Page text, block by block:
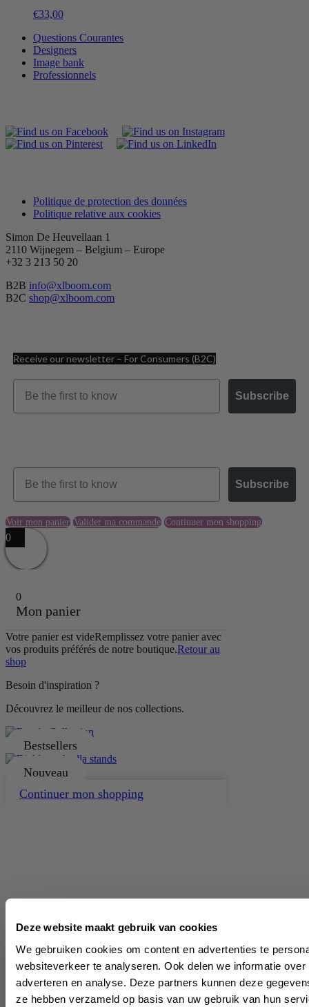
Deze website maakt gebruik van cookies
We gebruiken cookies om content en advertenties te
websiteverkeer te analyseren. Ook delen we informatie
adverteren en analyse. Deze partners kunnen deze
ze hebben verzameld op basis van uw gebruik van hun
€33,00
Questions Courantes
Designers
Image bank
Professionnels
Politique de protection des données
Politique relative aux cookies
Simon De Heuvellaan 1
2110 Wijnegem – Belgium – Europe
+32 3 213 50 20
B2B info@xlboom.com
B2C shop@xlboom.com
Receive our newsletter – For Consumers (B2C)
Email
Subscribe
Email
Subscribe
Voir mon panier Valider ma commande Continuer mon shopping
0
0
Mon panier
Votre panier est videRemplissez votre panier avec
vos produits préférés de notre boutique.Retour au
shop
Besoin d'inspiration ?
Découvrez le meilleur de nos collections.
Bestsellers
Nouveau
Continuer mon shopping
Be